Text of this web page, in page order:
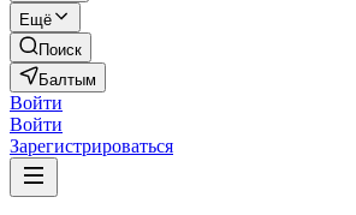
Ещё
Поиск
Балтым
Войти
Войти
Зарегистрироваться